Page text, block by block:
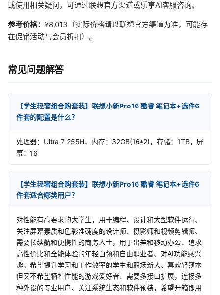
或使用相关疑问，可通过联想官方渠道或乐享AI客服咨询。
参考价格： ¥8,013（实际价格请以联想官方渠道为准，可能存
在促销活动与会员折扣）。
常见问题解答
【学生轻奢组合购套装】联想小新Pro16 酷睿 笔记本+选件6
件套的配置是什么？
处理器：Ultra 7 255H，内存：32GB(16*2)，存储：1TB，屏
幕：16
【学生轻奢组合购套装】联想小新Pro16 酷睿 笔记本+选件6
件套适合哪类用户？
对性能有高要求的大学生，用于编程、设计和大型软件运行、
关注屏幕素质和色彩准确度的设计师、摄影师和视频剪辑师、
需要长续航和便携性的商务人士，用于出差和移动办公、追求
高性价比和全能体验的年轻白领和自由职业者、对AI功能感兴
趣，希望提升学习和工作效率的学生和职场新人、喜欢轻薄本
但又不希望牺牲性能的游戏爱好者、需要多接口扩展，连接多
种外设的专业用户、关注系统生态和软件预装，希望开箱即用